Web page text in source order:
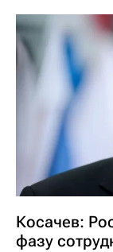
Косачев:
фазу